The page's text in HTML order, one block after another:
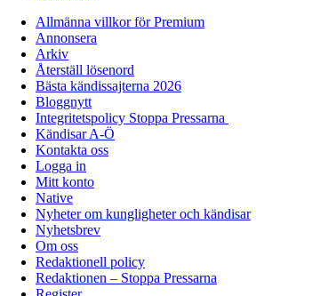
Allmänna villkor för Premium
Annonsera
Arkiv
Återställ lösenord
Bästa kändissajterna 2026
Bloggnytt
Integritetspolicy Stoppa Pressarna
Kändisar A-Ö
Kontakta oss
Logga in
Mitt konto
Native
Nyheter om kungligheter och kändisar
Nyhetsbrev
Om oss
Redaktionell policy
Redaktionen – Stoppa Pressarna